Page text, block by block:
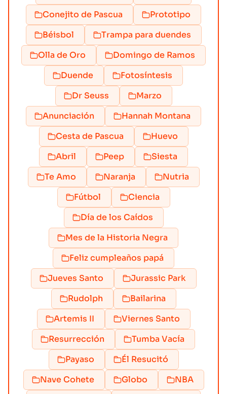
Conejito de Pascua
Prototipo
Béisbol
Trampa para duendes
Olla de Oro
Domingo de Ramos
Duende
Fotosíntesis
Dr Seuss
Marzo
Anunciación
Hannah Montana
Cesta de Pascua
Huevo
Abril
Peep
Siesta
Te Amo
Naranja
Nutria
Fútbol
Ciencia
Día de los Caídos
Mes de la Historia Negra
Feliz cumpleaños papá
Jueves Santo
Jurassic Park
Rudolph
Bailarina
Artemis II
Viernes Santo
Resurrección
Tumba Vacía
Payaso
Él Resucitó
Nave Cohete
Globo
NBA